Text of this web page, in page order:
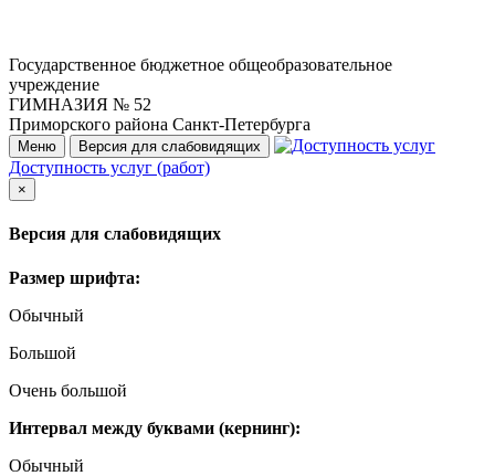
Государственное бюджетное общеобразовательное
учреждение
ГИМНАЗИЯ № 52
Приморского района Санкт-Петербурга
Меню Версия для слабовидящих
Доступность услуг (работ)
×
Версия для слабовидящих
Размер шрифта:
Обычный
Большой
Очень большой
Интервал между буквами (кернинг):
Обычный